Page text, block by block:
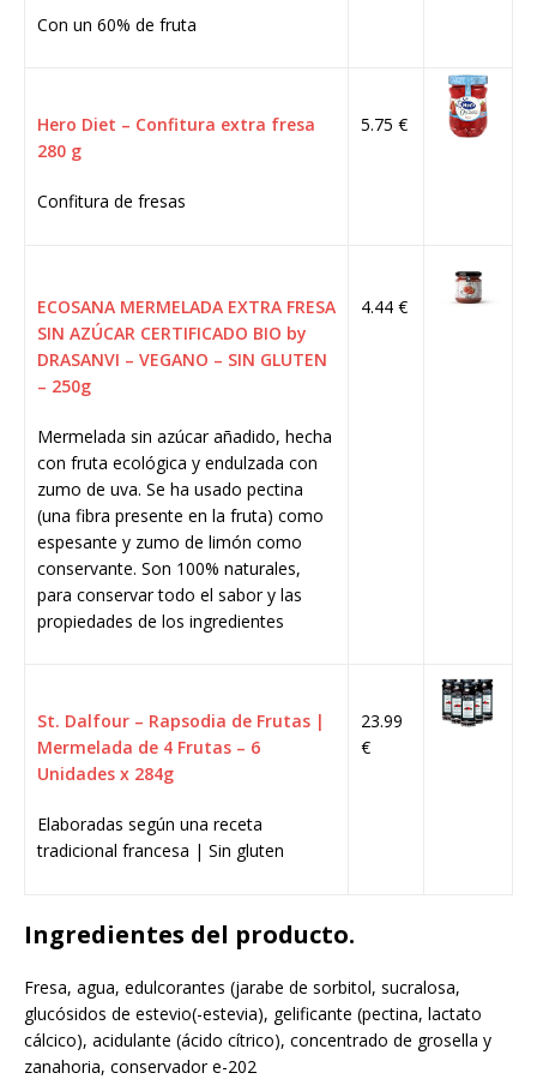
Con un 60% de fruta
Hero Diet – Confitura extra fresa
280 g
Confitura de fresas
5.75 €
ECOSANA MERMELADA EXTRA FRESA
SIN AZÚCAR CERTIFICADO BIO by
DRASANVI – VEGANO – SIN GLUTEN
– 250g
Mermelada sin azúcar añadido, hecha
con fruta ecológica y endulzada con
zumo de uva. Se ha usado pectina
(una fibra presente en la fruta) como
espesante y zumo de limón como
conservante. Son 100% naturales,
para conservar todo el sabor y las
propiedades de los ingredientes
4.44 €
St. Dalfour – Rapsodia de Frutas |
Mermelada de 4 Frutas – 6
Unidades x 284g
Elaboradas según una receta
tradicional francesa | Sin gluten
23.99
€
Ingredientes del producto.
Fresa, agua, edulcorantes (jarabe de sorbitol, sucralosa,
glucósidos de estevio(-estevia), gelificante (pectina, lactato
cálcico), acidulante (ácido cítrico), concentrado de grosella y
zanahoria, conservador e-202